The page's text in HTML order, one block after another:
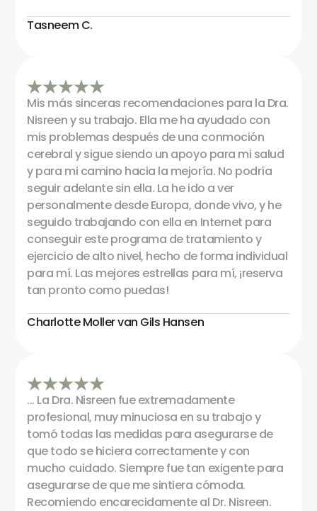
Tasneem C.
Mis más sinceras recomendaciones para la Dra.
Nisreen y su trabajo. Ella me ha ayudado con
mis problemas después de una conmoción
cerebral y sigue siendo un apoyo para mi salud
y para mi camino hacia la mejoría. No podría
seguir adelante sin ella. La he ido a ver
personalmente desde Europa, donde vivo, y he
seguido trabajando con ella en Internet para
conseguir este programa de tratamiento y
ejercicio de alto nivel, hecho de forma individual
para mí. Las mejores estrellas para mí, ¡reserva
tan pronto como puedas!
Charlotte Moller van Gils Hansen
... La Dra. Nisreen fue extremadamente
profesional, muy minuciosa en su trabajo y
tomó todas las medidas para asegurarse de
que todo se hiciera correctamente y con
mucho cuidado. Siempre fue tan exigente para
asegurarse de que me sintiera cómoda.
Recomiendo encarecidamente al Dr. Nisreen.